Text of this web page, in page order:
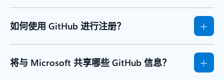
如何使用 GitHub 进行注册？
将与 Microsoft 共享哪些 GitHub 信息？